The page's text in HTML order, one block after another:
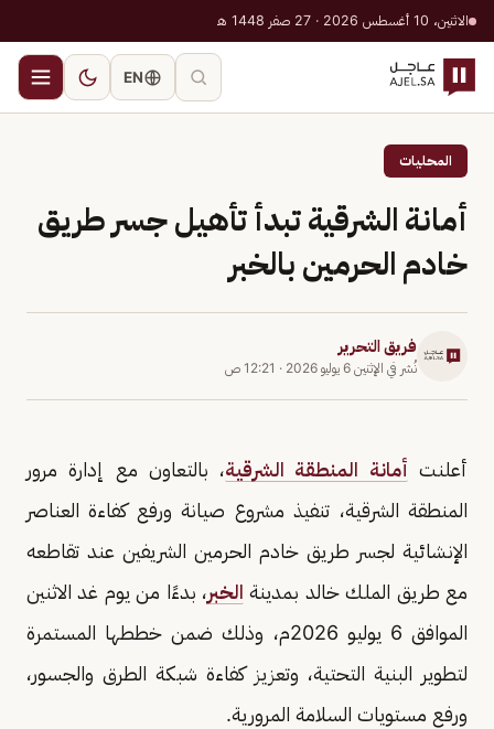
الاثنين، 10 أغسطس 2026 · 27 صفر 1448 هـ
EN
المحليات
أمانة الشرقية تبدأ تأهيل جسر طريق
خادم الحرمين بالخبر
فريق التحرير
نُشر في الإثنين 6 يوليو 2026 · 12:21 ص
أعلنت أمانة المنطقة الشرقية، بالتعاون مع إدارة مرور
المنطقة الشرقية، تنفيذ مشروع صيانة ورفع كفاءة العناصر
الإنشائية لجسر طريق خادم الحرمين الشريفين عند تقاطعه
مع طريق الملك خالد بمدينة الخبر، بدءًا من يوم غد الاثنين
الموافق 6 يوليو 2026م، وذلك ضمن خططها المستمرة
لتطوير البنية التحتية، وتعزيز كفاءة شبكة الطرق والجسور،
ورفع مستويات السلامة المرورية.